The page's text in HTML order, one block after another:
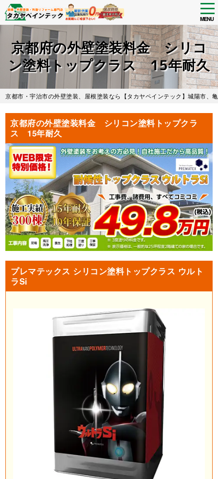
main
content
MENU
京都府の外壁塗装料金 シリコ
ン塗料トップクラス 15年耐久
京都市・宇治市の外壁塗装、屋根塗装なら【タカヤペインテック】城陽市、
京都府の外壁塗装料金 シリコン塗料トップクラ
ス 15年耐久
プレマテックス シリコン塗料トップクラス ウルト
ラSi